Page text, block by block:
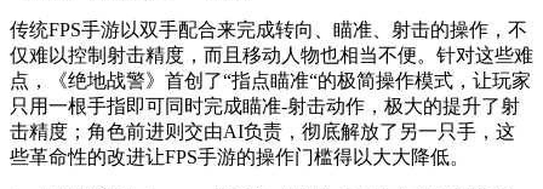
传统FPS手游以双手配合来完成转向、瞄准、射击的操作，不
仅难以控制射击精度，而且移动人物也相当不便。针对这些难
点，《绝地战警》首创了“指点瞄准“的极简操作模式，让玩家
只用一根手指即可同时完成瞄准-射击动作，极大的提升了射
击精度；角色前进则交由AI负责，彻底解放了另一只手，这
些革命性的改进让FPS手游的操作门槛得以大大降低。